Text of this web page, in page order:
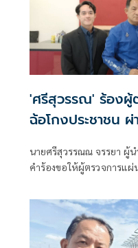
'ศรีสุวรรณ' ร้องผู้
ฉ้อโกงประชาชน
นายศรีสุวรรณณ จรรยา ผู้น
คำร้องขอให้ผู้ตรวจการแ
รมการร กกพ. การไฟฟ้า